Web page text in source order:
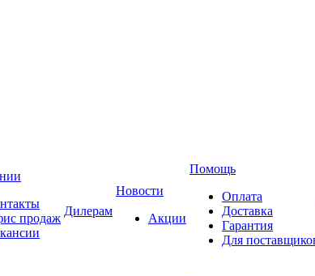
продаж
Дилерам
Новости
Акции
Помощь
Оплата
Доставка
Гарантия
Для